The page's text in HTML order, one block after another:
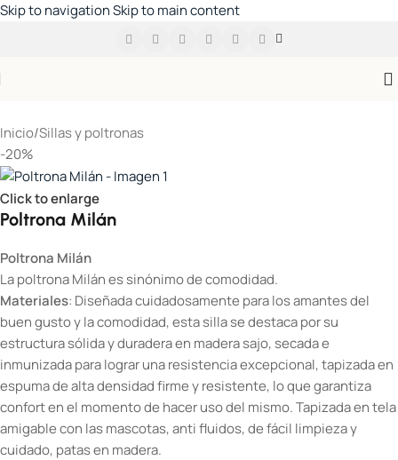
Skip to navigationSkip to main content
Inicio/Sillas y poltronas
-20%
Click to enlarge
Poltrona Milán
Poltrona Milán
La poltrona Milán es sinónimo de comodidad.
Materiales: Diseñada cuidadosamente para los amantes del
buen gusto y la comodidad, esta silla se destaca por su
estructura sólida y duradera en madera sajo, secada e
inmunizada para lograr una resistencia excepcional, tapizada en
espuma de alta densidad firme y resistente, lo que garantiza
confort en el momento de hacer uso del mismo. Tapizada en tela
amigable con las mascotas, anti fluidos, de fácil limpieza y
cuidado, patas en madera.